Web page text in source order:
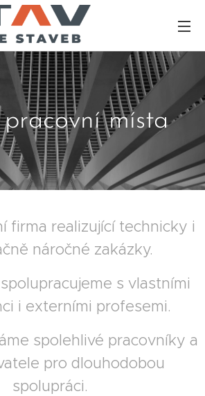
místa
firma realizující technicky i
náročné zakázky.
s vlastními
i externími profesemi.
spolehlivé pracovníky a
pro dlouhodobou
spolupráci.